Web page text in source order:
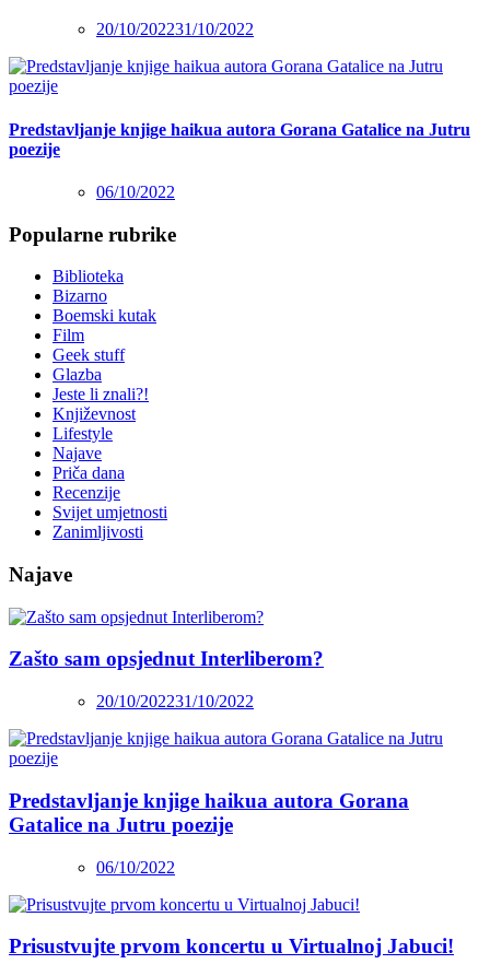
20/10/202231/10/2022
Predstavljanje knjige haikua autora Gorana Gatalice na Jutru
poezije
06/10/2022
Popularne rubrike
Biblioteka
Bizarno
Boemski kutak
Film
Geek stuff
Glazba
Jeste li znali?!
Književnost
Lifestyle
Najave
Priča dana
Recenzije
Svijet umjetnosti
Zanimljivosti
Najave
Zašto sam opsjednut Interliberom?
20/10/202231/10/2022
Predstavljanje knjige haikua autora Gorana
Gatalice na Jutru poezije
06/10/2022
Prisustvujte prvom koncertu u Virtualnoj Jabuci!